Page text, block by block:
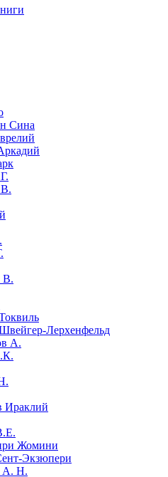
Сина
В.
Лерхенфельд
А.
Ираклий
Жомини
Экзюпери
А. Н.